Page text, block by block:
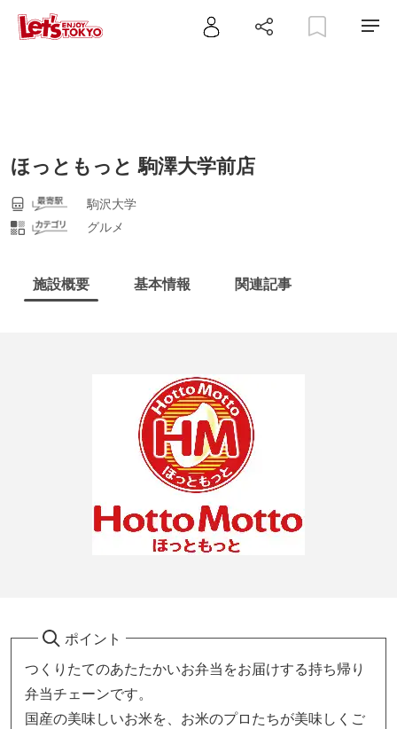
ほっともっと 駒澤大学前店
駒沢大学
グルメ
施設概要 基本情報 関連記事
ポイント
つくりたてのあたたかいお弁当をお届けする持ち帰り
弁当チェーンです。
国産の美味しいお米を、お米のプロたちが美味しくご